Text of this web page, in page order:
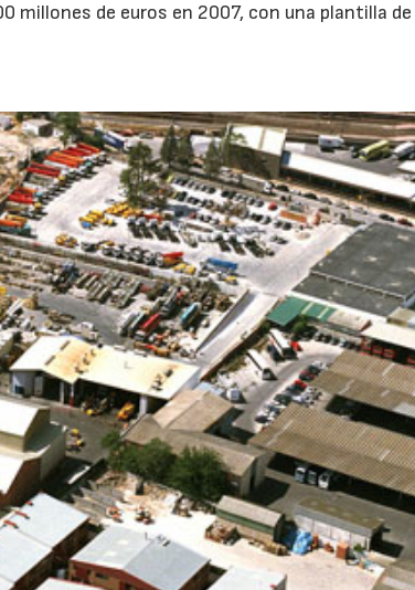
millones de euros en 2007, con una plantilla de